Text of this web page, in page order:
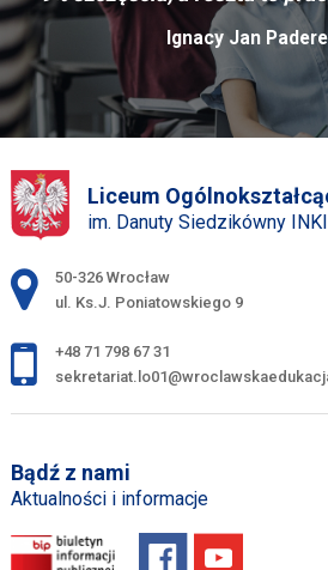
Ignacy Jan
Liceum
im. Danuty Siedzikówny INKI
Adres pocztowy:
50-326 Wrocław
ul. Ks.J. Poniatowskiego 9
+48 71 798 67 31
Bądź z nami
Aktualności i informacje